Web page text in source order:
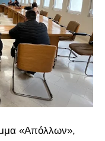
«Απόλλων»,